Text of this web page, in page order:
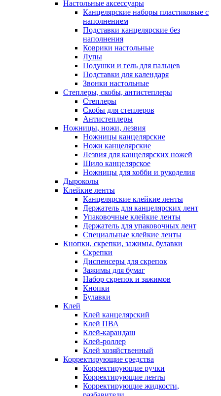
Настольные аксессуары
Канцелярские наборы пластиковые с
наполнением
Подставки канцелярские без
наполнения
Коврики настольные
Лупы
Подушки и гель для пальцев
Подставки для календаря
Звонки настольные
Степлеры, скобы, антистеплеры
Степлеры
Скобы для степлеров
Антистеплеры
Ножницы, ножи, лезвия
Ножницы канцелярские
Ножи канцелярские
Лезвия для канцелярских ножей
Шило канцелярское
Ножницы для хобби и рукоделия
Дыроколы
Клейкие ленты
Канцелярские клейкие ленты
Держатель для канцелярских лент
Упаковочные клейкие ленты
Держатель для упаковочных лент
Специальные клейкие ленты
Кнопки, скрепки, зажимы, булавки
Скрепки
Диспенсеры для скрепок
Зажимы для бумаг
Набор скрепок и зажимов
Кнопки
Булавки
Клей
Клей канцелярский
Клей ПВА
Клей-карандаш
Клей-роллер
Клей хозяйственный
Корректирующие средства
Корректирующие ручки
Корректирующие ленты
Корректирующие жидкости,